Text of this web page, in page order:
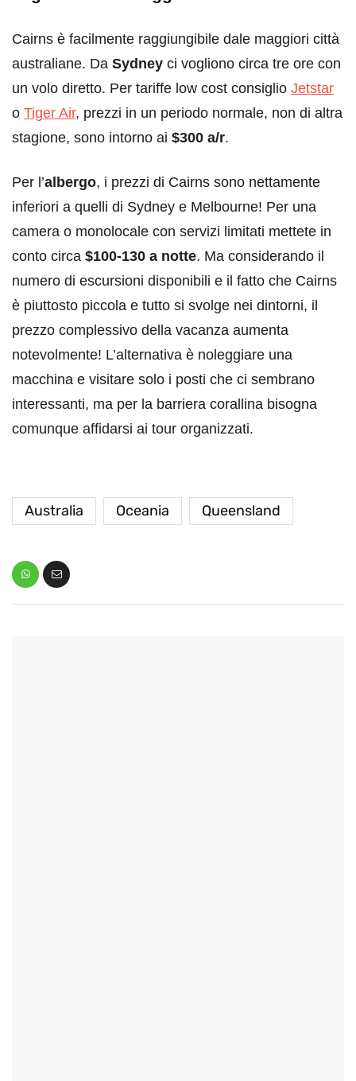
Cairns è facilmente raggiungibile dale maggiori città
australiane. Da Sydney ci vogliono circa tre ore con
un volo diretto. Per tariffe low cost consiglio Jetstar
o Tiger Air, prezzi in un periodo normale, non di altra
stagione, sono intorno ai $300 a/r.
Per l’albergo, i prezzi di Cairns sono nettamente
inferiori a quelli di Sydney e Melbourne! Per una
camera o monolocale con servizi limitati mettete in
conto circa $100-130 a notte. Ma considerando il
numero di escursioni disponibili e il fatto che Cairns
è piuttosto piccola e tutto si svolge nei dintorni, il
prezzo complessivo della vacanza aumenta
notevolmente! L’alternativa è noleggiare una
macchina e visitare solo i posti che ci sembrano
interessanti, ma per la barriera corallina bisogna
comunque affidarsi ai tour organizzati.
Australia Oceania Queensland